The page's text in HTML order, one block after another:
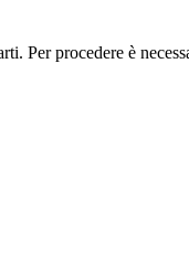
Per procedere è